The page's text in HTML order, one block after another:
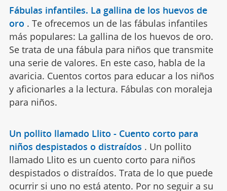
Fábulas infantiles. La gallina de los huevos de
oro . Te ofrecemos un de las fábulas infantiles
más populares: La gallina de los huevos de oro.
Se trata de una fábula para niños que transmite
una serie de valores. En este caso, habla de la
avaricia. Cuentos cortos para educar a los niños
y aficionarles a la lectura. Fábulas con moraleja
para niños.
Un pollito llamado Llito - Cuento corto para
niños despistados o distraídos . Un pollito
llamado Llito es un cuento corto para niños
despistados o distraídos. Trata de lo que puede
ocurrir si uno no está atento. Por no seguir a su